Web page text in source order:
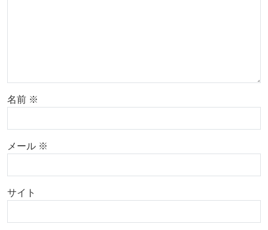
名前 ※
メール ※
サイト